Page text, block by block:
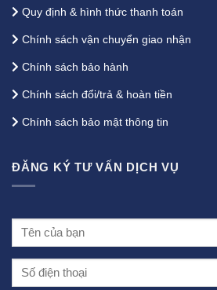
Quy định & hình thức thanh toán
Chính sách vận chuyển giao nhận
Chính sách bảo hành
Chính sách đổi/trả & hoàn tiền
Chính sách bảo mật thông tin
ĐĂNG KÝ TƯ VẤN DỊCH VỤ